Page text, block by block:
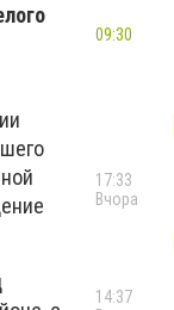
09:30
17:33
Вчора
14:37